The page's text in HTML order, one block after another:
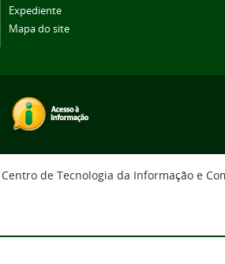
Expediente
Mapa do site
Centro de Tecnologia da Informação e